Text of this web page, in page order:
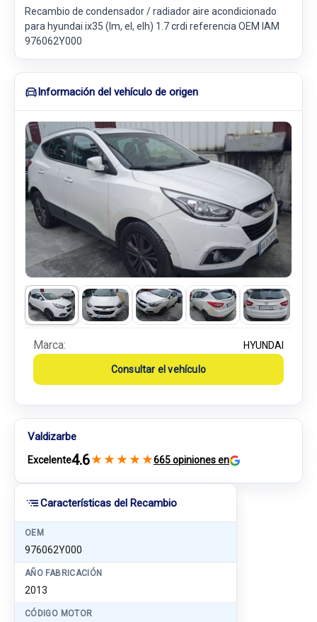
Características del Recambio
OEM
976062Y000
AÑO FABRICACIÓN
2013
CÓDIGO MOTOR
Recambio de condensador / radiador aire acondicionado
para hyundai ix35 (lm, el, elh) 1.7 crdi referencia OEM IAM
976062Y000
Información del vehículo de origen
Marca: HYUNDAI
Consultar el vehículo
Valdizarbe
Excelente4.6★ ★ ★ ★ ★665 opiniones en